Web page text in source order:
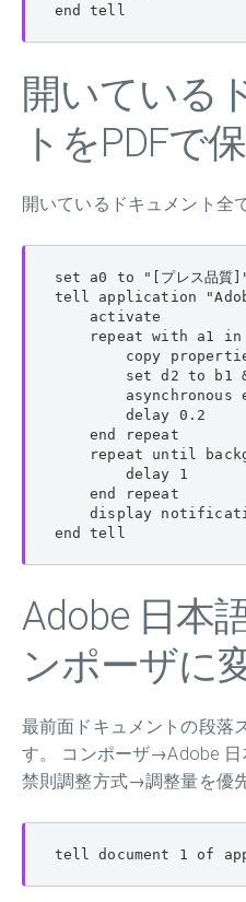
end tell
開いている
トをPDFで
開いているドキュメント全
set a0 to "[プレス品質]"
tell application
    activate
repeat with a1 in
copy
set d2 to b1
asynchronous
        delay 0.2
    end repeat
repeat until
        delay 1
    end repeat
display
end tell
Adobe 日本
ンポーザに
最前面ドキュメントの段落
す。 コンポーザ→Adobe 日
禁則調整方式→調整量を優
tell document 1 of